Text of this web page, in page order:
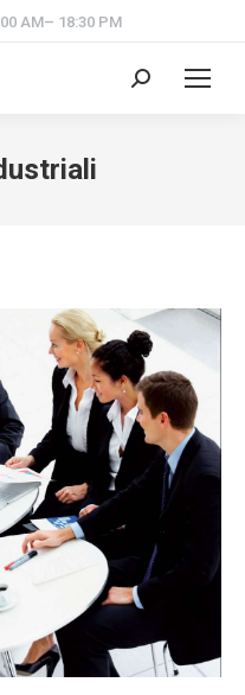
AM– 18:30 PM
Cerca: